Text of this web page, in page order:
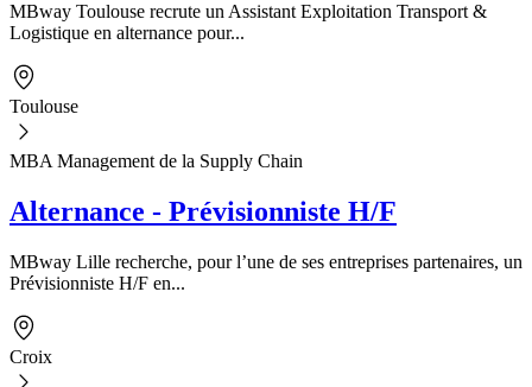
MBway Toulouse recrute un Assistant Exploitation Transport &
Logistique en alternance pour...
Toulouse
MBA Management de la Supply Chain
Alternance - Prévisionniste H/F
MBway Lille recherche, pour l’une de ses entreprises partenaires, un
Prévisionniste H/F en...
Croix